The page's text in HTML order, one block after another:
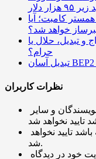
هزار دلار
کامبت؛ آیا
خواهد شد؟
تبدیل، حلال یا
حرام؟
نظرات کاربران
شد.